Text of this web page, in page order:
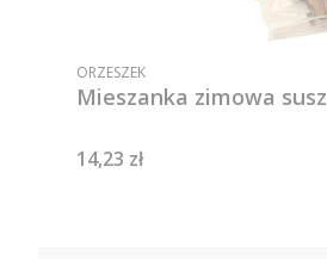
PRODUCENT
ORZESZEK
Mieszanka zimowa
Cena
14,23 zł